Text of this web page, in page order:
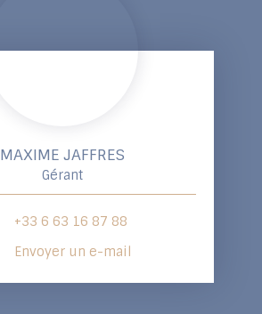
MAXIME JAFFRES
Gérant
+33 6 63 16 87 88
Envoyer un e-mail